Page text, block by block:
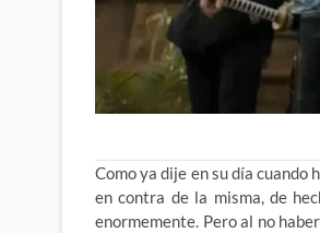
Como ya dije en su día cuando
en contra de la misma, de
enormemente. Pero al no